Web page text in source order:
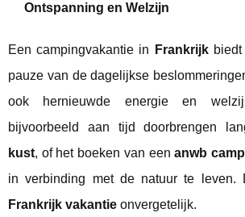
Ontspanning en Welzijn
Een campingvakantie in Frankrijkbiedt
pauze van de dagelijkse
ook hernieuwde energie en
bijvoorbeeld aan tijd doorbrengen
kust, of het boeken van eenanwb
in verbinding met de natuur te leven.
Frankrijk vakantie onvergetelijk.